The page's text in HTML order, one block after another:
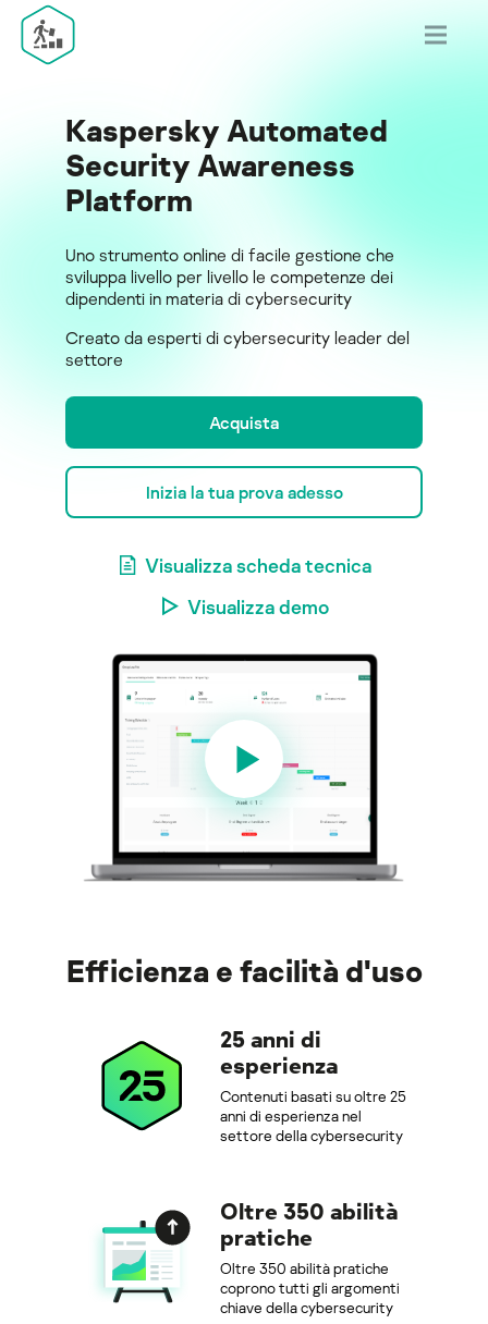
Kaspersky Automated
Security Awareness
Platform
Uno strumento online di facile gestione che
sviluppa livello per livello le competenze dei
dipendenti in materia di cybersecurity
Creato da esperti di cybersecurity leader del
settore
Acquista
Inizia la tua prova adesso
Visualizza scheda tecnica
Visualizza demo
Efficienza e facilità d'uso
25 anni di
esperienza
Contenuti basati su oltre 25
anni di esperienza nel
settore della cybersecurity
Oltre 350 abilità
pratiche
Oltre 350 abilità pratiche
coprono tutti gli argomenti
chiave della cybersecurity